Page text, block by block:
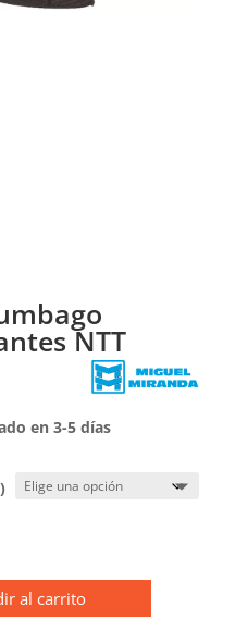
NTT
en 3-5 días
al carrito